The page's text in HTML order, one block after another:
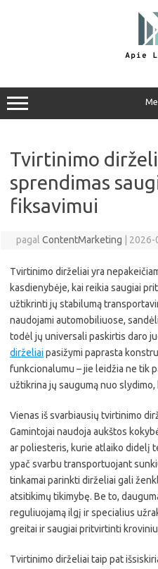
Tvirtinimo
sprendimas
fiksavimui
pagal ContentMarketing 2026-
Tvirtinimo dirželiai yra
kasdienybėje, kai reikia saugiai
užtikrinti jų stabilumą
naudojami automobiliuose,
todėl jų universali paskirtis daro
dirželiai pasižymi paprasta
funkcionalumu – jie leidžia ne tik
užtikrina jų saugumą nuo
Vienas iš svarbiausių tvirtinimo
Gamintojai naudoja aukštos
ar poliesteris, kurie atlaiko didelį
ypač svarbu transportuojant
tinkamai parinkti dirželiai gali
atsitikimų tikimybę. Be to,
reguliuojamą ilgį ir specialius
greitai ir saugiai pritvirtinti
Tvirtinimo dirželiai taip pat